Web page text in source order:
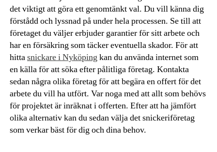
det viktigt att göra ett genomtänkt val. Du vill känna dig
förstådd och lyssnad på under hela processen. Se till att
företaget du väljer erbjuder garantier för sitt arbete och
har en försäkring som täcker eventuella skador. För att
hittasnickare i Nyköping kan du använda internet som
en källa för att söka efter pålitliga företag. Kontakta
sedan några olika företag för att begära en offert för det
arbete du vill ha utfört. Var noga med att allt som behövs
för projektet är inräknat i offerten. Efter att ha jämfört
olika alternativ kan du sedan välja det snickeriföretag
som verkar bäst för dig och dina behov.